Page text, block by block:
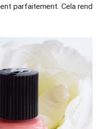
parfaitement. Cela rend